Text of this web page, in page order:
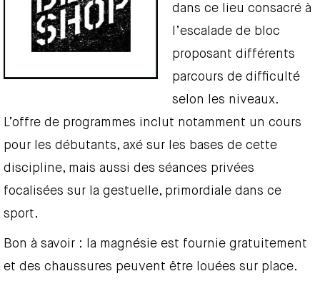
dans ce lieu consacré à
l’escalade de bloc
proposant différents
parcours de difficulté
selon les niveaux.
L’offre de programmes inclut notamment un cours
pour les débutants, axé sur les bases de cette
discipline, mais aussi des séances privées
focalisées sur la gestuelle, primordiale dans ce
sport.
Bon à savoir : la magnésie est fournie gratuitement
et des chaussures peuvent être louées sur place.